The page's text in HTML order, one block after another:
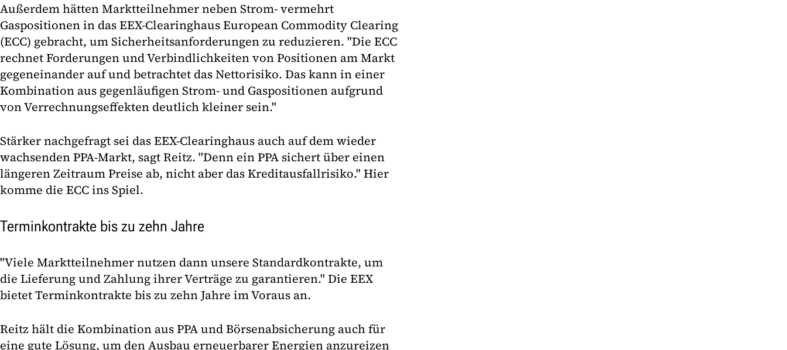
Außerdem hätten Marktteilnehmer neben Strom- vermehrt
Gaspositionen in das EEX-Clearinghaus European Commodity Clearing
(ECC) gebracht, um Sicherheitsanforderungen zu reduzieren. "Die ECC
rechnet Forderungen und Verbindlichkeiten von Positionen am Markt
gegeneinander auf und betrachtet das Nettorisiko. Das kann in einer
Kombination aus gegenläufigen Strom- und Gaspositionen aufgrund
von Verrechnungseffekten deutlich kleiner sein."
Stärker nachgefragt sei das EEX-Clearinghaus auch auf dem wieder
wachsenden PPA-Markt, sagt Reitz. "Denn ein PPA sichert über einen
längeren Zeitraum Preise ab, nicht aber das Kreditausfallrisiko." Hier
komme die ECC ins Spiel.
Terminkontrakte bis zu zehn Jahre
"Viele Marktteilnehmer nutzen dann unsere Standardkontrakte, um
die Lieferung und Zahlung ihrer Verträge zu garantieren." Die EEX
bietet Terminkontrakte bis zu zehn Jahre im Voraus an.
Reitz hält die Kombination aus PPA und Börsenabsicherung auch für
eine gute Lösung, um den Ausbau erneuerbarer Energien anzureizen